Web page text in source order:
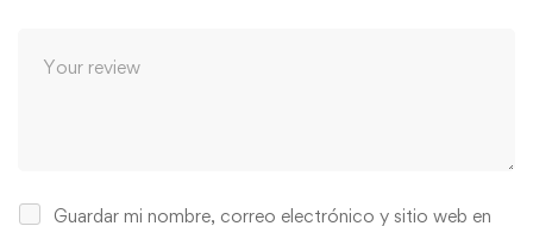
Guardar mi nombre, correo electrónico y sitio web en